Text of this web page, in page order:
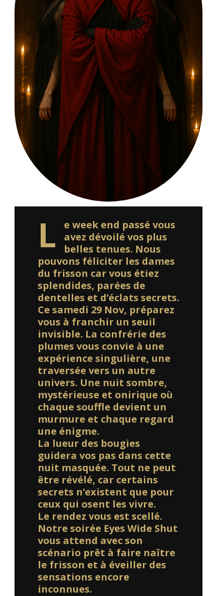
L
e week end passé vous
avez dévoilé vos plus
belles tenues. Nous
pouvons féliciter les dames
du frisson car vous étiez
splendides, parées de
dentelles et d’éclats secrets.
Ce samedi 29 Nov, préparez
vous à franchir un seuil
invisible. La confrérie des
plumes vous convie à une
expérience singulière, une
traversée vers un autre
univers. Une nuit sombre,
mystérieuse et onirique où
chaque souffle devient un
murmure et chaque regard
une énigme.
La lueur des bougies
guidera vos pas dans cette
nuit masquée. Tout ne peut
être révélé, car certains
secrets n’existent que pour
ceux qui osent les vivre.
Le rendez vous est scellé.
Notre soirée Eyes Wide Shut
vous attend avec son
scénario prêt à faire naître
le frisson et à éveiller des
sensations encore
inconnues.